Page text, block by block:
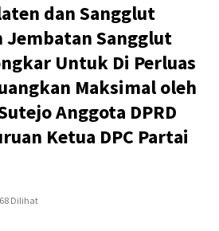
dan Sangglut
Jembatan Sangglut
Untuk Di Perluas
Maksimal oleh
Anggota DPRD
Ketua DPC Partai
Dilihat